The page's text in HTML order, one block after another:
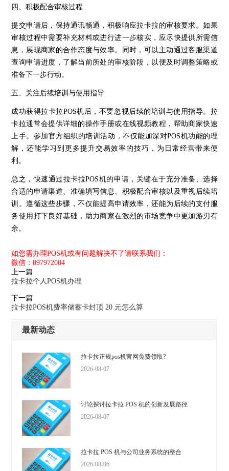
四、积极配合审核过程
提交申请后，保持通讯畅通，积极响应拉卡拉的审核要求。如果
审核过程中需要补充材料或进行进一步核实，应尽快提供所需信
息，展现商家的合作态度与效率。同时，可以主动通过客服渠道
查询申请进度，了解当前所处的审核阶段，以便及时调整策略或
准备下一步行动。
五、关注后续培训与使用指导
成功获得拉卡拉POS机后，不要忽视后续的培训与使用指导。拉
卡拉通常会提供详细的操作手册或在线视频教程，帮助商家快速
上手。参加官方组织的培训活动，不仅能加深对POS机功能的理
解，还能学习到更多提升交易效率的技巧，为日常经营带来便
利。
总之，快速通过拉卡拉POS机的申请，关键在于充分准备、选择
合适的申请渠道、准确填写信息、积极配合审核以及重视后续培
训。遵循这些步骤，不仅能提高申请效率，还能为后续的支付服
务使用打下良好基础，助力商家在激烈的市场竞争中更加游刃有
余。
如您需办理POS机或有问题解决不了请联系我们：
微信：897972084
上一篇
拉卡拉个人POS机办理
下一篇
拉卡拉POS机费率储蓄卡封顶 20 元怎么算
最新动态
拉卡拉正规pos机官网免费领取?
2026-08-07
讨论探讨拉卡拉 POS 机的创新发展路径
2026-08-07
拉卡拉 POS 机与公司业务系统的整合
2026-08-06